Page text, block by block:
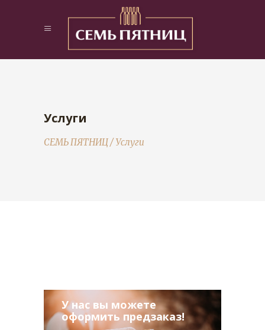
Услуги
СЕМЬ ПЯТНИЦ/ Услуги
У нас вы можете
оформить предзаказ!